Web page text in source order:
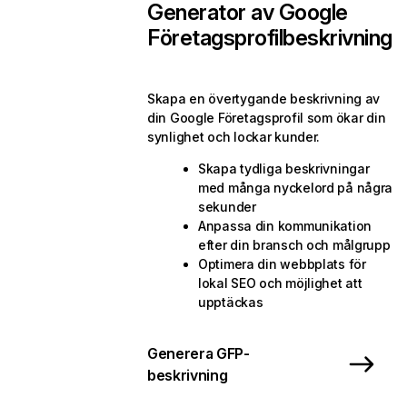
Generator av Google
Företagsprofilbeskrivning
Skapa en övertygande beskrivning av
din Google Företagsprofil som ökar din
synlighet och lockar kunder.
Skapa tydliga beskrivningar
med många nyckelord på några
sekunder
Anpassa din kommunikation
efter din bransch och målgrupp
Optimera din webbplats för
lokal SEO och möjlighet att
upptäckas
Generera GFP-
beskrivning